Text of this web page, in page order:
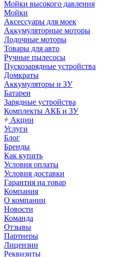
Мойки высокого давления
Мойки
Аксессуары для моек
Аккумуляторные моторы
Лодочные моторы
Товары для авто
Ручные пылесосы
Пускозарядные устройства
Домкраты
Аккумуляторы и ЗУ
Батареи
Зарядные устройства
Комплекты АКБ и ЗУ
Акции
Услуги
Блог
Бренды
Как купить
Условия оплаты
Условия доставки
Гарантия на товар
Компания
О компании
Новости
Команда
Отзывы
Партнеры
Лицензии
Реквизиты